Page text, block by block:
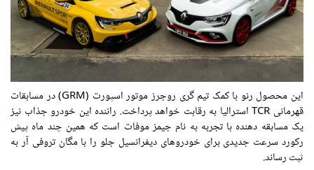
این محصول رنو با کمک تیم گری روجرز موتور اسپورت (GRM) در مسابقات
قهرمانی TCR استرالیا به رقابت خواهد پرداخت. راننده این خودرو جذاب نیز
یک مسابقه دهنده با تجربه به نام جیمز موفات است که همین چند ماه پیش
رکورد سرعت جدیدی برای خودروهای دیفرانسیل جلو را با مگان تروفی آر به
ثبت رساند.